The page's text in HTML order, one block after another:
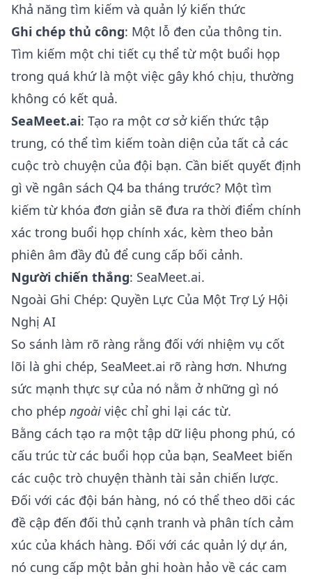
Khả năng tìm kiếm và quản lý kiến thức
Ghi chép thủ công: Một lỗ đen của thông tin.
Tìm kiếm một chi tiết cụ thể từ một buổi họp
trong quá khứ là một việc gây khó chịu, thường
không có kết quả.
SeaMeet.ai: Tạo ra một cơ sở kiến thức tập
trung, có thể tìm kiếm toàn diện của tất cả các
cuộc trò chuyện của đội bạn. Cần biết quyết định
gì về ngân sách Q4 ba tháng trước? Một tìm
kiếm từ khóa đơn giản sẽ đưa ra thời điểm chính
xác trong buổi họp chính xác, kèm theo bản
phiên âm đầy đủ để cung cấp bối cảnh.
Người chiến thắng: SeaMeet.ai.
Ngoài Ghi Chép: Quyền Lực Của Một Trợ Lý Hội
Nghị AI
So sánh làm rõ ràng rằng đối với nhiệm vụ cốt
lõi là ghi chép, SeaMeet.ai rõ ràng hơn. Nhưng
sức mạnh thực sự của nó nằm ở những gì nó
cho phép ngoài việc chỉ ghi lại các từ.
Bằng cách tạo ra một tập dữ liệu phong phú, có
cấu trúc từ các buổi họp của bạn, SeaMeet biến
các cuộc trò chuyện thành tài sản chiến lược.
Đối với các đội bán hàng, nó có thể theo dõi các
đề cập đến đối thủ cạnh tranh và phân tích cảm
xúc của khách hàng. Đối với các quản lý dự án,
nó cung cấp một bản ghi hoàn hảo về các cam